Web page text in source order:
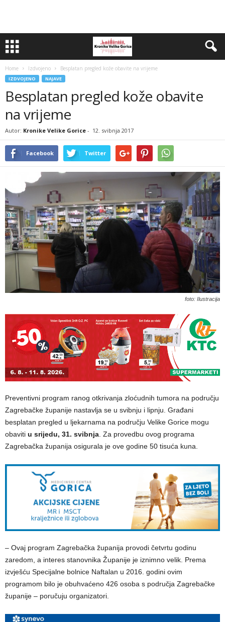
Home Izdvojeno Besplatan pregled kože obavite na vrijeme
IZDVOJENO NAJAVE
Besplatan pregled kože obavite
na vrijeme
Autor: Kronike Velike Gorice - 12. svibnja 2017
Facebook Twitter
foto: Ilustracija
Preventivni program ranog otkrivanja zloćudnih tumora na području
Zagrebačke županije nastavlja se u svibnju i lipnju. Građani
besplatan pregled u ljekarnama na području Velike Gorice mogu
obaviti u srijedu, 31. svibnja . Za provedbu ovog programa
Zagrebačka županija osigurala je ove godine 50 tisuća kuna.
– Ovaj program Zagrebačka županija provodi četvrtu godinu
zaredom, a interes stanovnika Županije je iznimno velik. Prema
izvješću Specijalne bolnice Naftalan u 2016. godini ovim
programom bilo je obuhvaćeno 426 osoba s područja Zagrebačke
županije – poručuju organizatori.